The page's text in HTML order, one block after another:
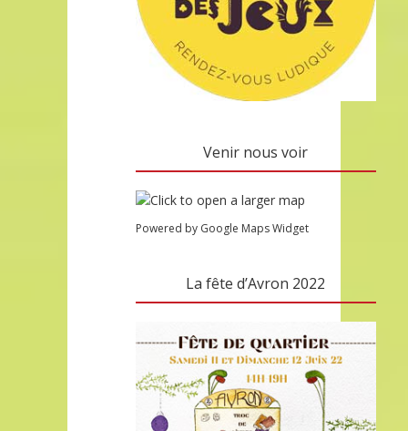
Venir nous voir
Powered by Google Maps Widget
La fête d’Avron 2022